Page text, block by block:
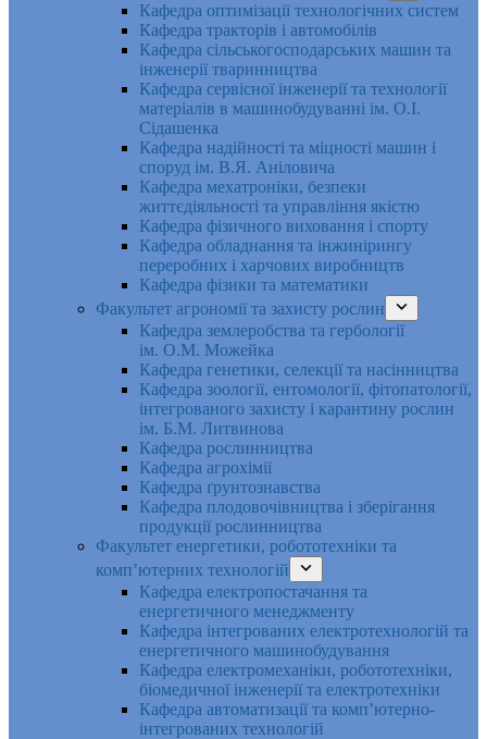
Кафедра оптимізації технологічних систем
Кафедра тракторів і автомобілів
Кафедра сільськогосподарських машин та
інженерії тваринництва
Кафедра cервісної інженерії та технології
матеріалів в машинобудуванні ім. О.І.
Сідашенка
Кафедра надійності та міцності машин і
споруд ім. В.Я. Аніловича
Кафедра мехатроніки, безпеки
життєдіяльності та управління якістю
Кафедра фізичного виховання і спорту
Кафедра обладнання та інжинірингу
переробних і харчових виробництв
Кафедра фізики та математики
Факультет агрономії та захисту рослин
Кафедра землеробства та гербології
ім. О.М. Можейка
Кафедра генетики, селекції та насінництва
Кафедра зоології, ентомології, фітопатології,
інтегрованого захисту і карантину рослин
ім. Б.М. Литвинова
Кафедра рослинництва
Кафедра агрохімії
Кафедра ґрунтознавства
Кафедра плодовочівництва і зберігання
продукції рослинництва
Факультет енергетики, робототехніки та
комп’ютерних технологій
Кафедра електропостачання та
енергетичного менеджменту
Кафедра інтегрованих електротехнологій та
енергетичного машинобудування
Кафедра електромеханіки, робототехніки,
біомедичної інженерії та електротехніки
Кафедра автоматизації та комп’ютерно-
інтегрованих технологій